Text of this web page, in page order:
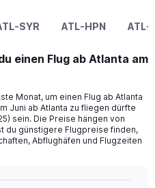
SYR ATL-HPN ATL-
einen Flug ab Atlanta am
Monat, um einen Flug ab Atlanta
Juni ab Atlanta zu fliegen dürfte
sein. Die Preise hängen von
du günstigere Flugpreise finden,
Abflughäfen und Flugzeiten